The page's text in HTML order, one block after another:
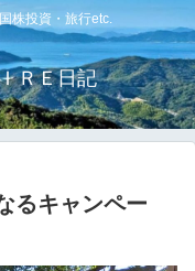
株投資・旅行etc.
ＲＥ日記
るキャンペー